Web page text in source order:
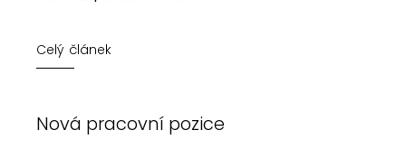
Celý článek
Nová pracovní pozice